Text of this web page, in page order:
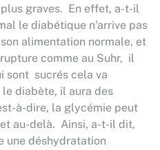
graves. En effet, a-t-il
le diabétique n’arrive pas
alimentation normale, et
comme au Suhr, il
sont sucrés cela va
diabète, il aura des
à-dire, la glycémie peut
au-delà. Ainsi, a-t-il dit,
une déshydratation